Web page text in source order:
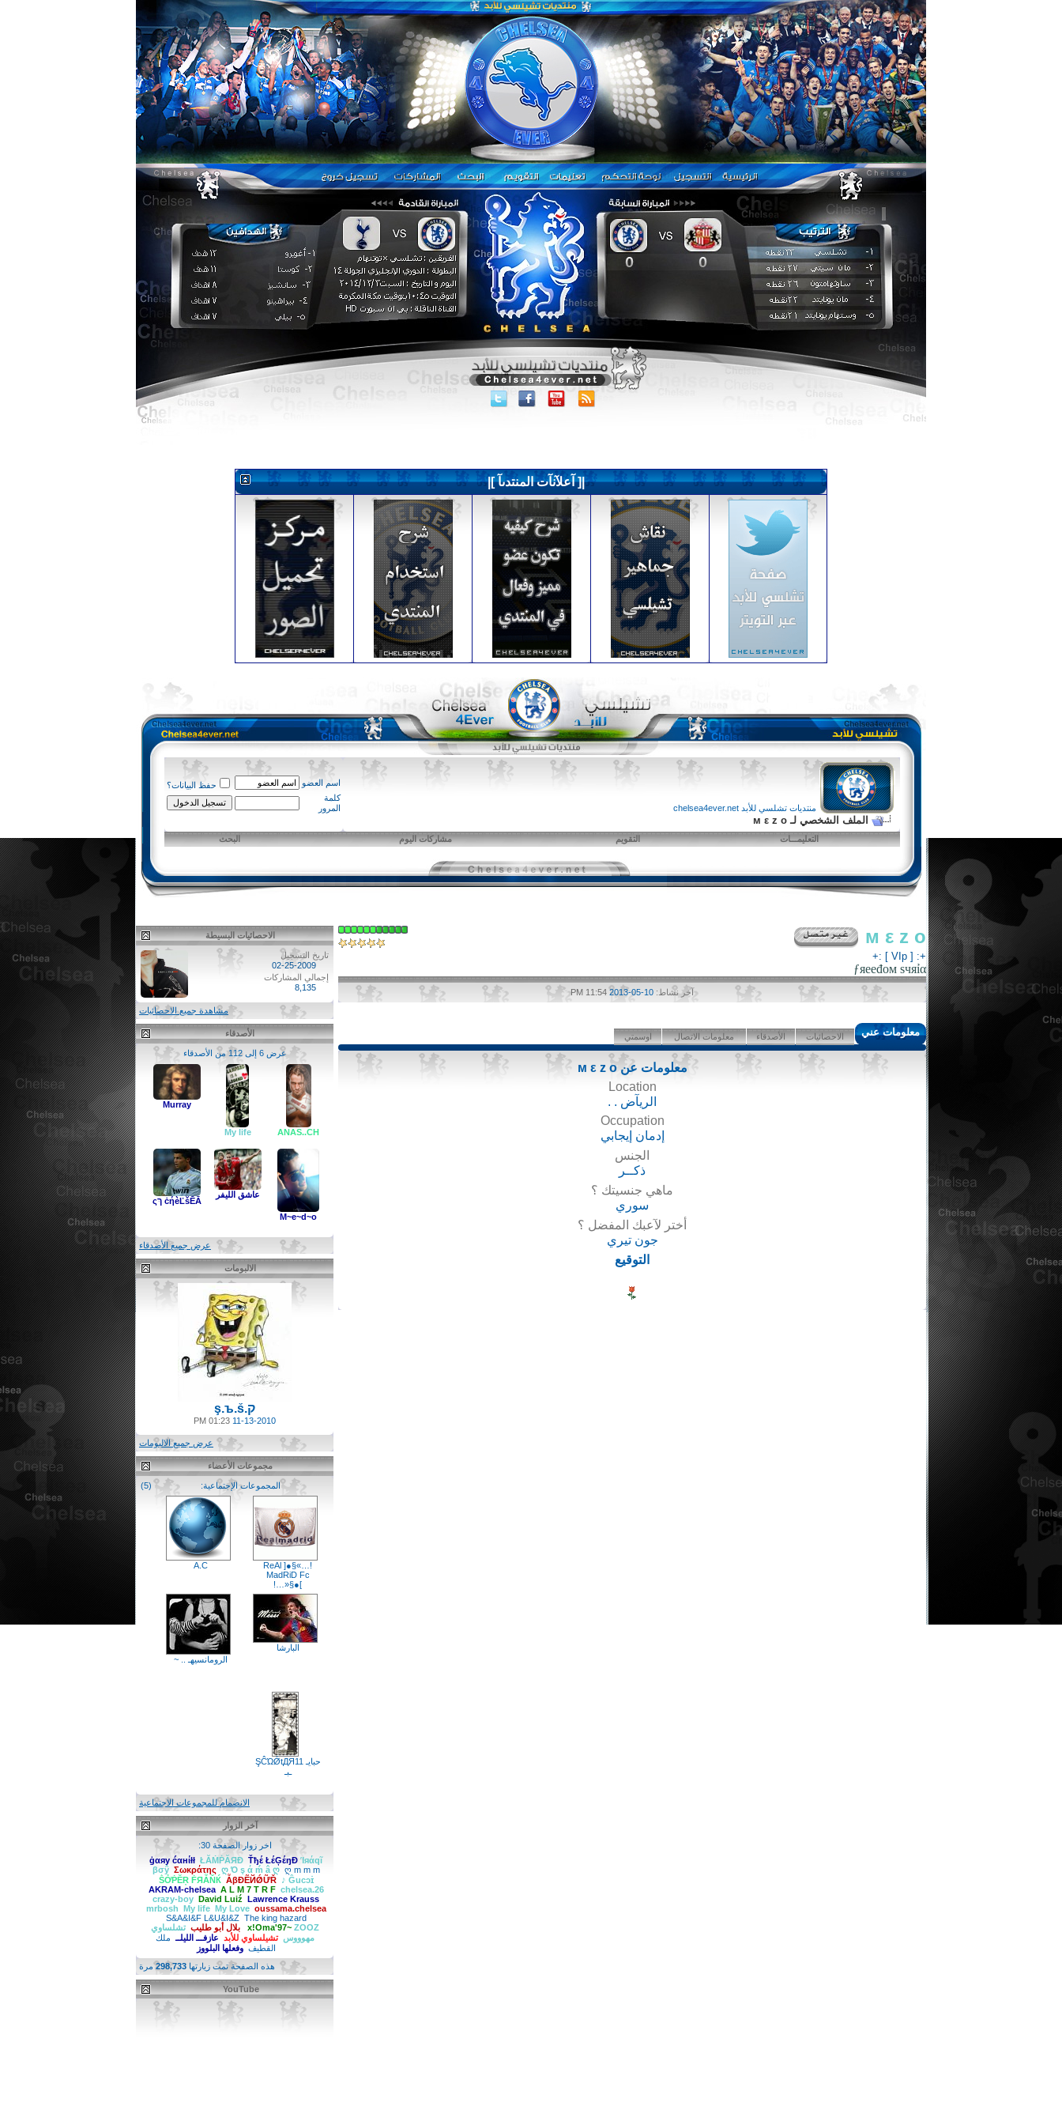
|[ آعلآنآت المنتدىآ ]|
منتديات تشلسي للأبد chelsea4ever.net
الملف الشخصي لـ м ε z o
اسم العضو
حفظ البيانات؟
كلمة
المرور
التعليمـــات التقويم مشاركات اليوم البحث
м ε z o
+: [ VIp ] :+
ƒяeeđoм ѕчяỉα
آخر نشاط: 11:54 PM
معلومات عني الاحصائيات الأصدقاء معلومات الاتصال اوسمتي
معلومات عن м ε z o
Location
الريآض . .
Occupation
إدمان إيجابي
الجنس
ذكــر
ماهي جنسيتك ؟
سوري
أختر لآعبك المفضل ؟
جون تيري
التوقيع
الاحصائيات البسيطة
تاريخ التسجيل
02-25-2009
إجمالي المشاركات
8,135
مشاهدة جميع الاحصائيات
الأصدقاء
عرض 6 إلى 112 من الأصدقاء
ANAS..CH
My life
Murray
M~e~d~o
عاشق الليفر
ċήèĽšĒĀ ךּς
عرض جميع الأصدقاء
الالبومات
ק.ş.ъ.ṥ
11-13-2010
01:23 PM
عرض جميع الالبومات
مجموعات الأعضاء
(5) المجموعات الإجتماعية:
!…»§●[ ReAl
MadRiD Fc
]●§«…!
A.C
البارشا
الرومانسيهـ .. ~
حبايـ ŞĈΏǾtДЯ11
ـبـ
الانضمام للمجموعات الاجتماعية
آخر الزوار
اخر زوار الصفحة 30:
ģαяy ćαнίłł ŁĂṀṖĂЯĐ Ťђέ ŁέĢέŋĐ Ίяάqĩ
βσŷ Σωκράτης ღ Ό ş ά ḿ â ღ ღ m m m
ṦỞṖĔŖ ḞЯẪŇЌ ẪβĐẼЙǾỮŘ
♪ Ĝucɔɪ̇
AKRAM-chelsea A L M 7 T R F chelsea.26
crazy-boy David Luiź Lawrence Krauss
mrbosh My life My Love oussama.chelsea
S&A&I&F L&U&I&Z The king hazard
x!Oma'97~ ZOOZ بلال أبو طليب تشلساوي
مهوووس
تشيلساوي للأبد عازفـــ الليلــ ملك
القطيف وفعلها البلووز
هذه الصفحة تمت زيارتها 298,733مرة
YouTube